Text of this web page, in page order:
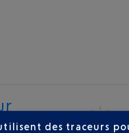
des traceurs